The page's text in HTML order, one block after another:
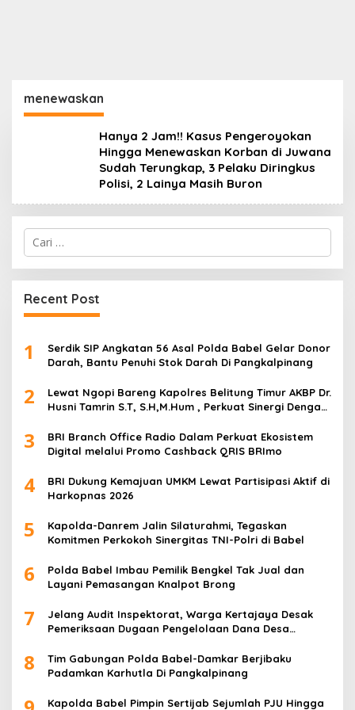
menewaskan
Hanya 2 Jam!! Kasus Pengeroyokan
Hingga Menewaskan Korban di Juwana
Sudah Terungkap, 3 Pelaku Diringkus
Polisi, 2 Lainya Masih Buron
Cari
untuk:
Recent Post
1
Serdik SIP Angkatan 56 Asal Polda Babel Gelar Donor
Darah, Bantu Penuhi Stok Darah Di Pangkalpinang
2
Lewat Ngopi Bareng Kapolres Belitung Timur AKBP Dr.
Husni Tamrin S.T, S.H,M.Hum , Perkuat Sinergi Dengan
3
BRI Branch Office Radio Dalam Perkuat Ekosistem
Digital melalui Promo Cashback QRIS BRImo
4
BRI Dukung Kemajuan UMKM Lewat Partisipasi Aktif di
Harkopnas 2026
5
Kapolda-Danrem Jalin Silaturahmi, Tegaskan
Komitmen Perkokoh Sinergitas TNI-Polri di Babel
6
Polda Babel Imbau Pemilik Bengkel Tak Jual dan
Layani Pemasangan Knalpot Brong
7
Jelang Audit Inspektorat, Warga Kertajaya Desak
Pemeriksaan Dugaan Pengelolaan Dana Desa
8
Tim Gabungan Polda Babel-Damkar Berjibaku
Padamkan Karhutla Di Pangkalpinang
Kapolda Babel Pimpin Sertijab Sejumlah PJU Hingga